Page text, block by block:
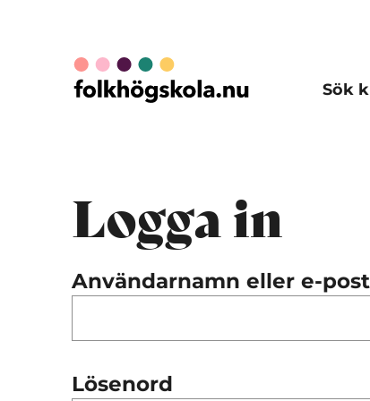
Sök
Logga in
Användarnamn eller e-
Lösenord